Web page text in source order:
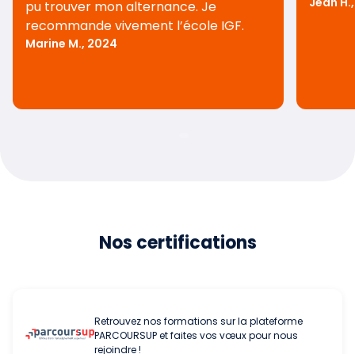
pu trouver mon alternance. Je
recommande vivement l’école IGF.
Marine M., 2024
Nos certifications
Retrouvez nos formations sur la plateforme
PARCOURSUP et faites vos vœux pour nous
rejoindre !